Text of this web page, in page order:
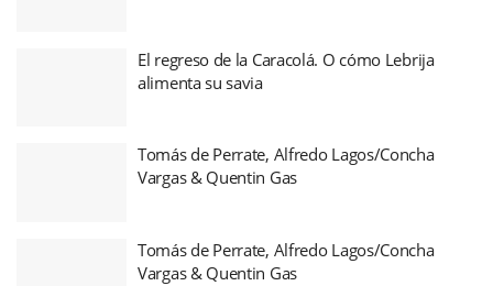
El regreso de la Caracolá. O cómo Lebrija
alimenta su savia
Tomás de Perrate, Alfredo Lagos/Concha
Vargas & Quentin Gas
Tomás de Perrate, Alfredo Lagos/Concha
Vargas & Quentin Gas